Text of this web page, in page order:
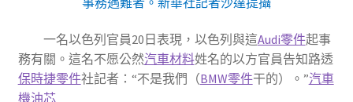
一名以色列官員20日表現，以色列與這Audi零件起事
務有關。這名不愿公然汽車材料姓名的以方官員告知路透
保時捷零件社記者：“不是我們（BMW零件干的）。”汽車
機油芯